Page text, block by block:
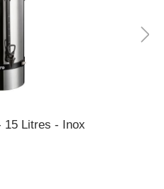
15 Litres - Inox